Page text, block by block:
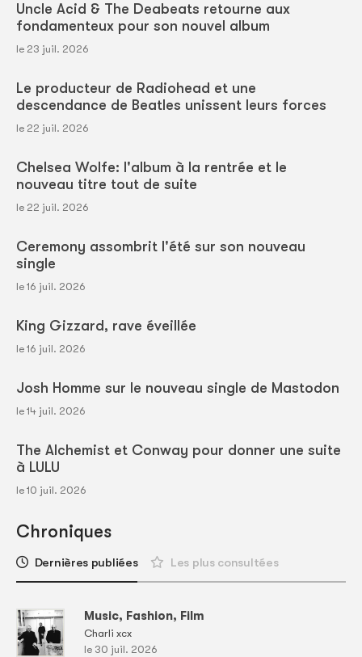
Uncle Acid & The Deabeats retourne aux
fondamenteux pour son nouvel album
le 23 juil. 2026
Le producteur de Radiohead et une
descendance de Beatles unissent leurs forces
le 22 juil. 2026
Chelsea Wolfe: l'album à la rentrée et le
nouveau titre tout de suite
le 22 juil. 2026
Ceremony assombrit l'été sur son nouveau
single
le 16 juil. 2026
King Gizzard, rave éveillée
le 16 juil. 2026
Josh Homme sur le nouveau single de Mastodon
le 14 juil. 2026
The Alchemist et Conway pour donner une suite
à LULU
le 10 juil. 2026
Chroniques
Dernières publiées Les plus consultées
Music, Fashion, Film
Charli xcx
le 30 juil. 2026